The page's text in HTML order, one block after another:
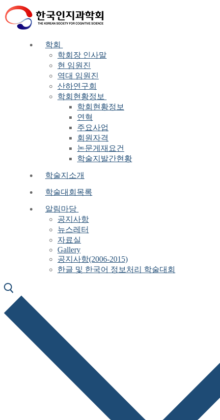
Skip
to
content
Menu
Close
학회
학회장 인사말
현 임원진
역대 임원진
산하연구회
학회현황정보
학회현황정보
연혁
주요사업
회원자격
논문게재요건
학술지발간현황
학술지소개
학술대회목록
알림마당
공지사항
뉴스레터
자료실
Gallery
공지사항(2006-2015)
한글 및 한국어 정보처리 학술대회